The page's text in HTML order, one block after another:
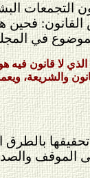
التجمعات
فحين
في
الذي لا قانون
والشريعة،
بالطرق
الموقف